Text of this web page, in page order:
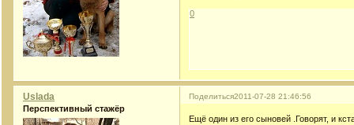
0
Поделиться2011-07-28 21:46:56
Uslada
Перспективный стажёр
Ещё один из его сыновей .Говорят, и